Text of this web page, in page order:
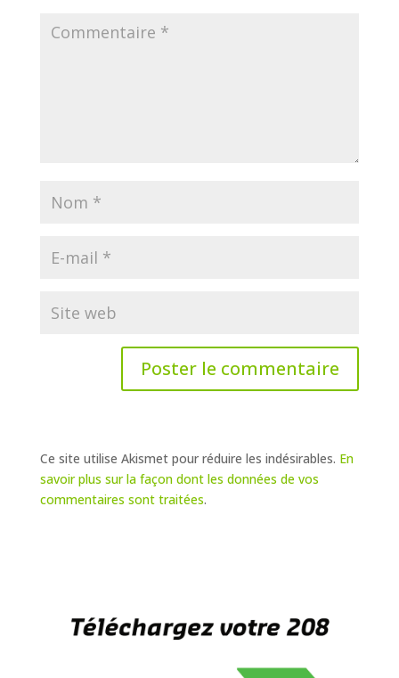
Ce site utilise Akismet pour réduire les indésirables. En
savoir plus sur la façon dont les données de vos
commentaires sont traitées.